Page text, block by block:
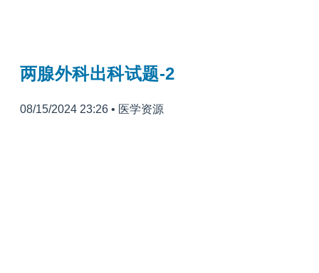
两腺外科出科试题-2
08/15/2024 23:26 • 医学资源